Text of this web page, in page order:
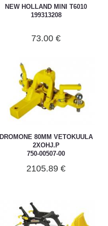
NEW HOLLAND MINI T6010
199313208
73.00 €
DROMONE 80MM VETOKUULA
2XOHJ.P
750-00507-00
2105.89 €